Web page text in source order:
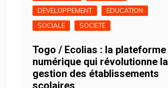
DEVELOPPEMENT
EDUCATION
SOCIALE
SOCIETE
Togo / Ecolias : la plateforme
numérique qui révolutionne la
gestion des établissements
scolaires